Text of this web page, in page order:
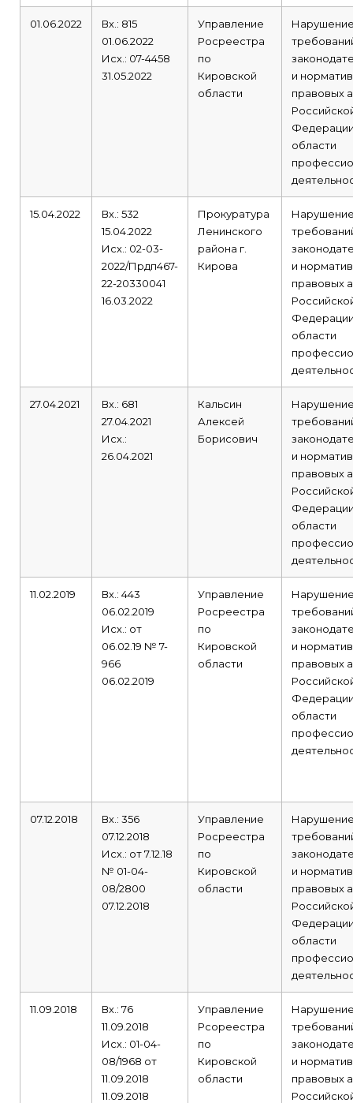
01.06.2022
Вх.: 815
01.06.2022
Исх.: 07-4458
31.05.2022
Управление
Росреестра
по
Кировской
области
и
правовых
области
15.04.2022
Вх.: 532
15.04.2022
Исх.: 02-03-
2022/Прдп467-
22-20330041
16.03.2022
Прокуратура
Ленинского
района г.
Кирова
и
правовых
области
27.04.2021
Вх.: 681
27.04.2021
Исх.:
26.04.2021
Кальсин
Алексей
Борисович
и
правовых
области
11.02.2019
Вх.: 443
06.02.2019
Исх.: от
06.02.19 № 7-
966
06.02.2019
Управление
Росреестра
по
Кировской
области
и
правовых
области
07.12.2018
Вх.: 356
07.12.2018
Исх.: от 7.12.18
№ 01-04-
08/2800
07.12.2018
Управление
Росреестра
по
Кировской
области
и
правовых
области
11.09.2018
Вх.: 76
11.09.2018
Исх.: 01-04-
08/1968 от
11.09.2018
11.09.2018
Управление
Рсореестра
по
Кировской
области
и
правовых